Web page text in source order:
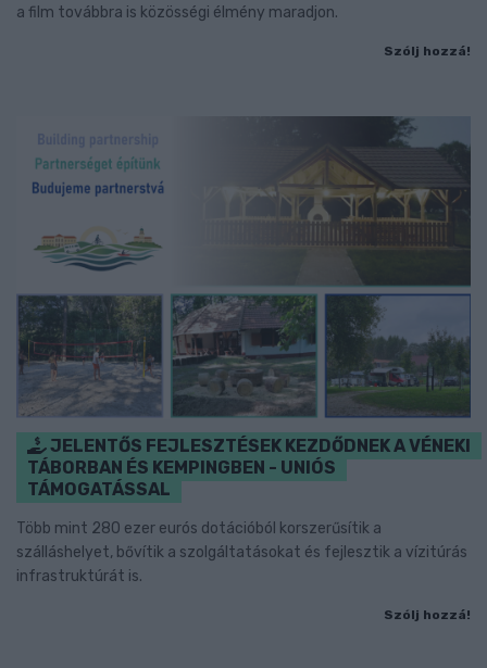
a film továbbra is közösségi élmény maradjon.
Szólj hozzá!
JELENTŐS FEJLESZTÉSEK KEZDŐDNEK A VÉNEKI
TÁBORBAN ÉS KEMPINGBEN - UNIÓS
TÁMOGATÁSSAL
Több mint 280 ezer eurós dotációból korszerűsítik a
szálláshelyet, bővítik a szolgáltatásokat és fejlesztik a vízitúrás
infrastruktúrát is.
Szólj hozzá!